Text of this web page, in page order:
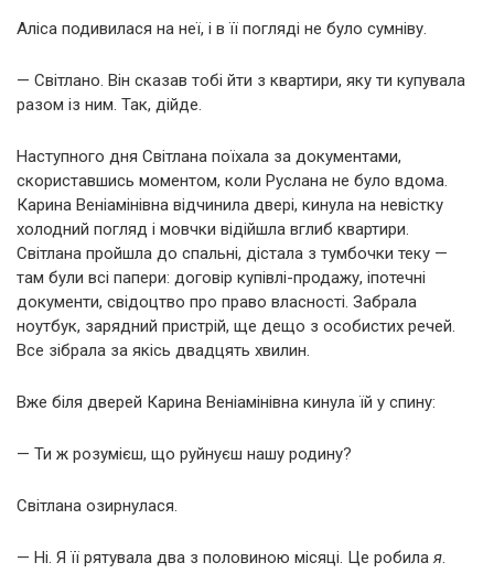
Аліса подивилася на неї, і в її погляді не було сумніву.
— Світлано. Він сказав тобі йти з квартири, яку ти купувала
разом із ним. Так, дійде.
Наступного дня Світлана поїхала за документами,
скориставшись моментом, коли Руслана не було вдома.
Карина Веніамінівна відчинила двері, кинула на невістку
холодний погляд і мовчки відійшла вглиб квартири.
Світлана пройшла до спальні, дістала з тумбочки теку —
там були всі папери: договір купівлі-продажу, іпотечні
документи, свідоцтво про право власності. Забрала
ноутбук, зарядний пристрій, ще дещо з особистих речей.
Все зібрала за якісь двадцять хвилин.
Вже біля дверей Карина Веніамінівна кинула їй у спину:
— Ти ж розумієш, що руйнуєш нашу родину?
Світлана озирнулася.
— Ні. Я її рятувала два з половиною місяці. Це робилая.